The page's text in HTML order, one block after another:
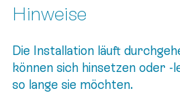
Hinweise
Die Installation läuft
können sich hinsetzen oder -
so lange sie möchten.